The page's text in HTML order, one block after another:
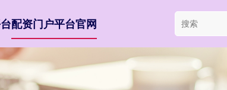
配资门户平台官网